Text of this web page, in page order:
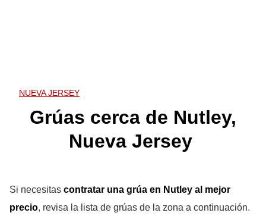
NUEVA JERSEY
Grúas cerca de Nutley,
Nueva Jersey
Si necesitas contratar una grúa en Nutley al mejor
precio, revisa la lista de grúas de la zona a continuación.